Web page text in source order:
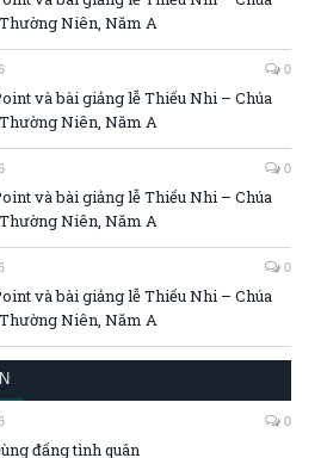
Niên, Năm A
0
và bài giảng lễ Thiếu Nhi – Chúa
Niên, Năm A
0
và bài giảng lễ Thiếu Nhi – Chúa
Niên, Năm A
0
và bài giảng lễ Thiếu Nhi – Chúa
Niên, Năm A
0
đấng tình quân